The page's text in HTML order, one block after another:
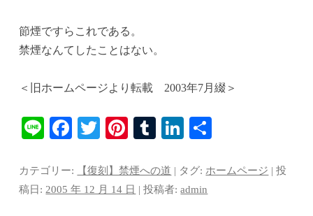
節煙ですらこれである。
禁煙なんてしたことはない。
＜旧ホームページより転載 2003年7月綴＞
Li
Fa
bo
ok
T
tte
r
Pi
er
es
T
m
bl
Li
ed
In
カテゴリー: 【復刻】禁煙への道 | タグ: ホームページ | 投
稿日: 2005 年 12 月 14 日 |投稿者:admin